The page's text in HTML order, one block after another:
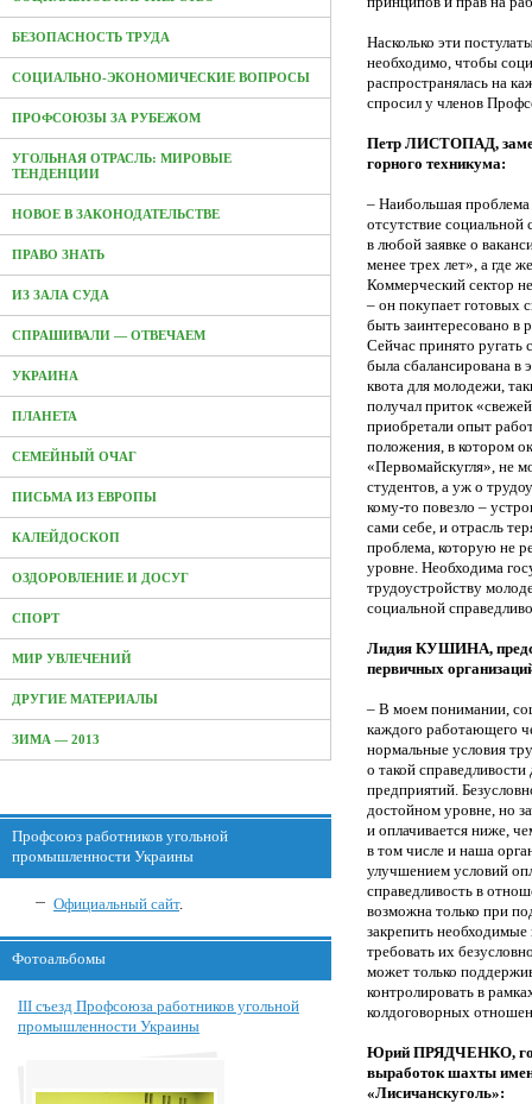
БЕЗОПАСНОСТЬ ТРУДА
СОЦИАЛЬНО-ЭКОНОМИЧЕСКИЕ ВОПРОСЫ
ПРОФСОЮЗЫ ЗА РУБЕЖОМ
УГОЛЬНАЯ ОТРАСЛЬ: МИРОВЫЕ
ТЕНДЕНЦИИ
НОВОЕ В ЗАКОНОДАТЕЛЬСТВЕ
ПРАВО ЗНАТЬ
ИЗ ЗАЛА СУДА
СПРАШИВАЛИ — ОТВЕЧАЕМ
УКРАИНА
ПЛАНЕТА
СЕМЕЙНЫЙ ОЧАГ
ПИСЬМА ИЗ ЕВРОПЫ
КАЛЕЙДОСКОП
ОЗДОРОВЛЕНИЕ И ДОСУГ
СПОРТ
МИР УВЛЕЧЕНИЙ
ДРУГИЕ МАТЕРИАЛЫ
ЗИМА — 2013
Профсоюз работников угольной
промышленности Украины
Официальный сайт.
Фотоальбомы
III съезд Профсоюза работников угольной
промышленности Украины
Насколько эти
необходимо, чтобы
распространялась на
спросил у членов
Петр ЛИСТОПАД,
горного техникума:
– Наибольшая
отсутствие
в любой заявке о
менее трех лет», а где
Коммерческий сектор
– он покупает готовых
быть заинтересовано в
Сейчас принято ругать
была сбалансирована в
квота для молодежи,
получал приток
приобретали опыт
положения, в котором
«Первомайскугля», не
студентов, а уж о
кому-то повезло –
сами себе, и отрасль
проблема, которую не
уровне. Необходима
трудоустройству
социальной
Лидия КУШИНА,
первичных
– В моем понимании,
каждого работающего
нормальные условия
о такой
предприятий.
достойном уровне, но
и оплачивается ниже,
в том числе и наша
улучшением условий
справедливость в
возможна только при
закрепить
требовать их
может только
контролировать в
колдоговорных
Юрий ПРЯДЧЕНКО,
выработок шахты
«Лисичанскуголь»: